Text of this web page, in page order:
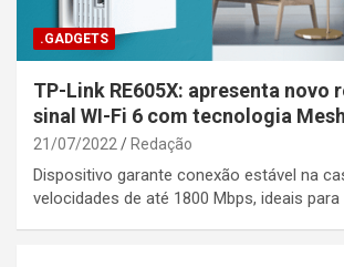
.GADGETS
TP-Link RE605X: apresenta novo
sinal WI-Fi 6 com tecnologia Mesh
21/07/2022 Redação
Dispositivo garante conexão estável na
velocidades de até 1800 Mbps, ideais